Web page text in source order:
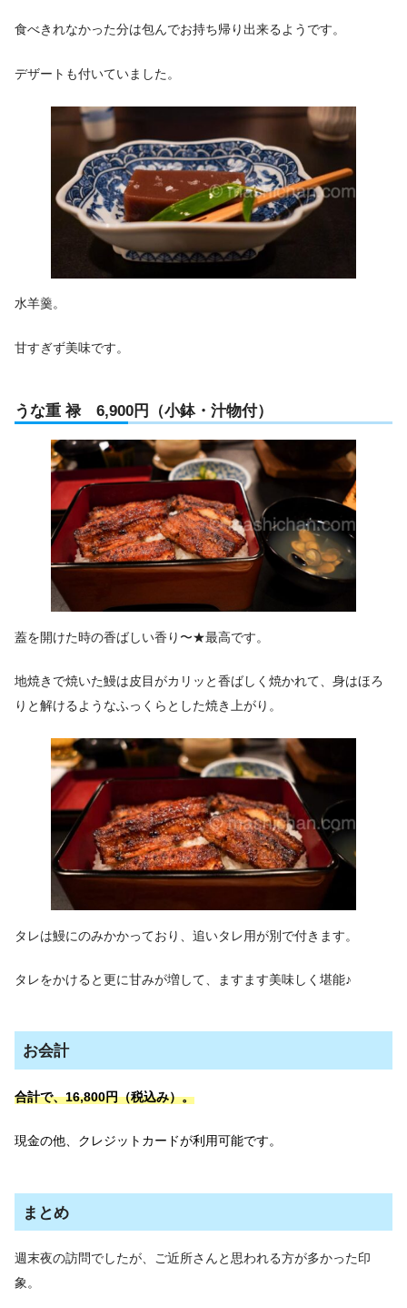
食べきれなかった分は包んでお持ち帰り出来るようです。
デザートも付いていました。
水羊羹。
甘すぎず美味です。
うな重 禄 6,900円（小鉢・汁物付）
蓋を開けた時の香ばしい香り〜★最高です。
地焼きで焼いた鰻は皮目がカリッと香ばしく焼かれて、身はほろ
りと解けるようなふっくらとした焼き上がり。
タレは鰻にのみかかっており、追いタレ用が別で付きます。
タレをかけると更に甘みが増して、ますます美味しく堪能♪
お会計
合計で、16,800円（税込み）。
現金の他、クレジットカードが利用可能です。
まとめ
週末夜の訪問でしたが、ご近所さんと思われる方が多かった印
象。